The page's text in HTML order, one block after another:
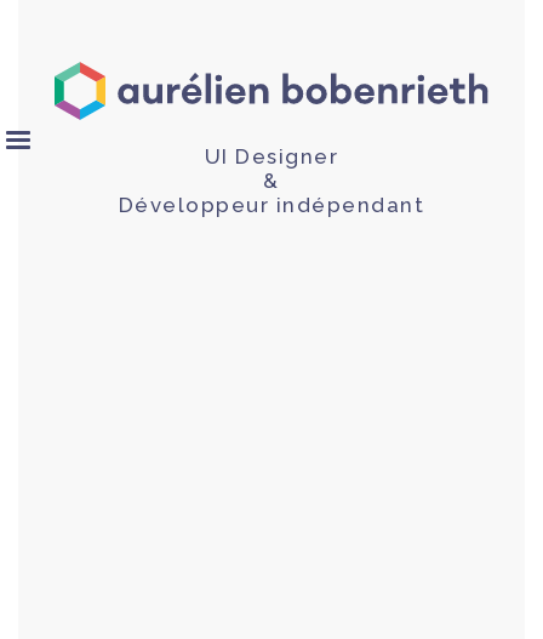
UI Designer
&
Développeur indépendant